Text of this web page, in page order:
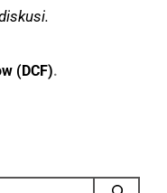
(DCF).